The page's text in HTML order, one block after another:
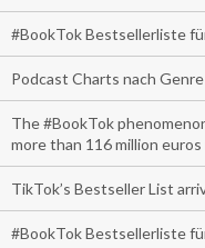
#BookTok Bestsellerliste
Podcast Charts nach Genre
The #BookTok
more than 116 million euros
TikTok’s Bestseller List
#BookTok Bestsellerliste